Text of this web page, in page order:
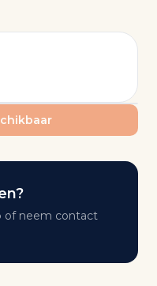
of neem contact